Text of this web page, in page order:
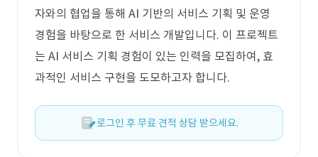
자와의 협업을 통해 AI 기반의 서비스 기획 및 운영
경험을 바탕으로 한 서비스 개발입니다. 이 프로젝트
는 AI 서비스 기획 경험이 있는 인력을 모집하여, 효
과적인 서비스 구현을 도모하고자 합니다.
로그인 후 무료 견적 상담 받으세요.